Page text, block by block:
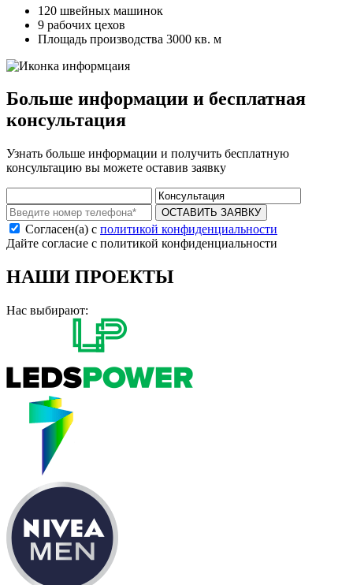
120 швейных машинок
9 рабочих цехов
Площадь производства 3000 кв. м
Больше информации и бесплатная
консультация
Узнать больше информации и получить бесплатную
консультацию вы можете оставив заявку
ОСТАВИТЬ ЗАЯВКУ
Согласен(а) с политикой конфиденциальности
Дайте согласие с политикой конфиденциальности
НАШИ ПРОЕКТЫ
Нас выбирают: